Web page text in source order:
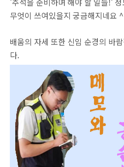
무엇이 쓰여있을지 궁금해지네요
배움의 자세 또한 신임 순경의 바
다.